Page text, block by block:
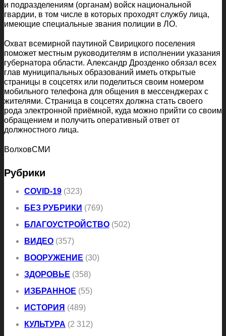
и подразделениям (органам) войск национальной
гвардии, в том числе в которых проходят службу лица,
имеющие специальные звания полиции в ЛО.
Охват всемирной паутиной Свирицкого поселения
поможет местным руководителям в исполнении указания
губернатора области. Александр Дрозденко обязал всех
глав муниципальных образований иметь открытые
страницы в соцсетях или поделиться своим номером
мобильного телефона для общения в мессенджерах с
жителями. Страница в соцсетях должна стать своего
рода электронной приёмной, куда можно прийти со своим
обращением и получить оперативный ответ от
должностного лица.
ВолховСМИ
Рубрики
COVID-19 (323)
БЕЗ РУБРИКИ (769)
БЛАГОУСТРОЙСТВО (502)
ВИДЕО (357)
ВООРУЖЕНИЕ (30)
ЗДОРОВЬЕ (358)
ИЗБРАННОЕ (55)
ИСТОРИЯ (489)
КУЛЬТУРА (2 312)